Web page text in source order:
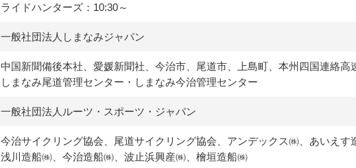
ライドハンターズ：10:30～
一般社団法人しまなみジャパン
中国新聞備後本社、愛媛新聞社、今治市、尾道市、上島町、本州四国連絡高
しまなみ尾道管理センター・しまなみ今治管理センター
一般社団法人ルーツ・スポーツ・ジャパン
今治サイクリング協会、尾道サイクリング協会、アンデックス㈱、あいえす
浅川造船㈱、今治造船㈱、波止浜興産㈱、檜垣造船㈱